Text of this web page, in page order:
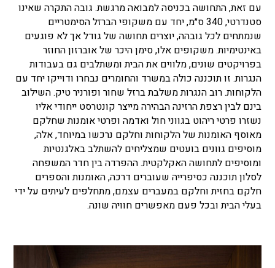
עם זאת, התחושה בכניסה למבואה מרגשת. גובה התקרה שאינו
סטנדרטי, 340 ס״מ, יחד עם משקופי הברזל הסימטריים
שנמתחים לכל גובהה, יוצרים תחושה של גודל אך לא פוגעים
באינטימיות. משקופים אלו, סימן היכר של אוברזון החוזר
בפרויקטים שונים, מלווים את הבית ומשתלבים גם בעבודות
הנגרות. זו תוכננה כולה במשרד והחומרים נבחרו ודוייקו יחד עם
הלקוחות. רוב הנגרות משלבת ברזל שחור ופורניר טיק. השילוב
בינם לבין רצפת הרזינה הבהירה מייצר קונטרסט ייחודי אליו
נשזרו פרטי ריהוט בגווני חול ואדמה ופרטי אומנות שחלקם
מאוסף האומנות של הלקוחות וחלקם נרכשו במיוחד, אלה,
מוסיפים גוונים בועטים שמצליחים להשתלב באלגנטיות
ומוסיפים לתחושה האקלקטית. ההפרדה בין חדר המשפחה
לסלון תוכננה כסיפרייה שעוברים דרכה, האומנות והספרים
חלקם בחזית וחלקם במעברים עצמם, מתחלפים לעיתים על ידי
בעלי הבית ובכל פעם מאפשרים חוויה שונה.